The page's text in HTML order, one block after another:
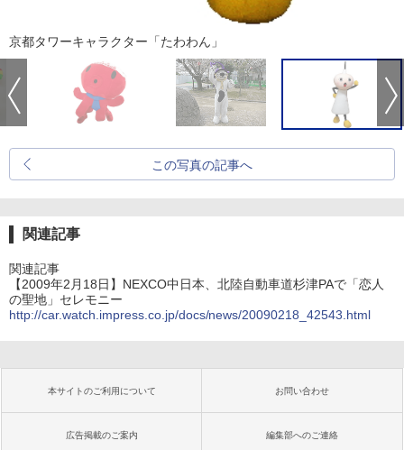
京都タワーキャラクター「たわわん」
この写真の記事へ
関連記事
関連記事
【2009年2月18日】NEXCO中日本、北陸自動車道杉津PAで「恋人
の聖地」セレモニー
http://car.watch.impress.co.jp/docs/news/20090218_42543.html
本サイトのご利用について お問い合わせ
広告掲載のご案内 編集部へのご連絡